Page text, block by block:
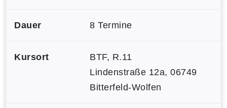
Dauer 8 Termine
Kursort
BTF, R.11
Lindenstraße 12a, 06749
Bitterfeld-Wolfen